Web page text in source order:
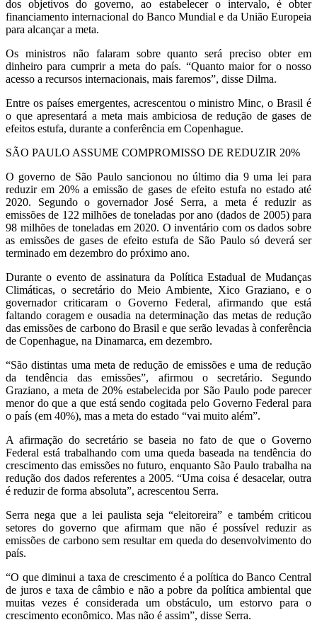
dos objetivos do governo, ao estabelecer o intervalo, é obter
financiamento internacional do Banco Mundial e da União Europeia
para alcançar a meta.
Os ministros não falaram sobre quanto será preciso obter em
dinheiro para cumprir a meta do país. “Quanto maior for o nosso
acesso a recursos internacionais, mais faremos”, disse Dilma.
Entre os países emergentes, acrescentou o ministro Minc, o Brasil é
o que apresentará a meta mais ambiciosa de redução de gases de
efeitos estufa, durante a conferência em Copenhague.
SÃO PAULO ASSUME COMPROMISSO DE REDUZIR 20%
O governo de São Paulo sancionou no último dia 9 uma lei para
reduzir em 20% a emissão de gases de efeito estufa no estado até
2020. Segundo o governador José Serra, a meta é reduzir as
emissões de 122 milhões de toneladas por ano (dados de 2005) para
98 milhões de toneladas em 2020. O inventário com os dados sobre
as emissões de gases de efeito estufa de São Paulo só deverá ser
terminado em dezembro do próximo ano.
Durante o evento de assinatura da Política Estadual de Mudanças
Climáticas, o secretário do Meio Ambiente, Xico Graziano, e o
governador criticaram o Governo Federal, afirmando que está
faltando coragem e ousadia na determinação das metas de redução
das emissões de carbono do Brasil e que serão levadas à conferência
de Copenhague, na Dinamarca, em dezembro.
“São distintas uma meta de redução de emissões e uma de redução
da tendência das emissões”, afirmou o secretário. Segundo
Graziano, a meta de 20% estabelecida por São Paulo pode parecer
menor do que a que está sendo cogitada pelo Governo Federal para
o país (em 40%), mas a meta do estado “vai muito além”.
A afirmação do secretário se baseia no fato de que o Governo
Federal está trabalhando com uma queda baseada na tendência do
crescimento das emissões no futuro, enquanto São Paulo trabalha na
redução dos dados referentes a 2005. “Uma coisa é desacelar, outra
é reduzir de forma absoluta”, acrescentou Serra.
Serra nega que a lei paulista seja “eleitoreira” e também criticou
setores do governo que afirmam que não é possível reduzir as
emissões de carbono sem resultar em queda do desenvolvimento do
país.
“O que diminui a taxa de crescimento é a política do Banco Central
de juros e taxa de câmbio e não a pobre da política ambiental que
muitas vezes é considerada um obstáculo, um estorvo para o
crescimento econômico. Mas não é assim”, disse Serra.